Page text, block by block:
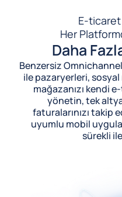
E-
Her
Daha
Benzersiz
ile pazaryerleri,
mağazanızı kendi
yönetin, tek
faturalarınızı takip
uyumlu mobil
sürekli